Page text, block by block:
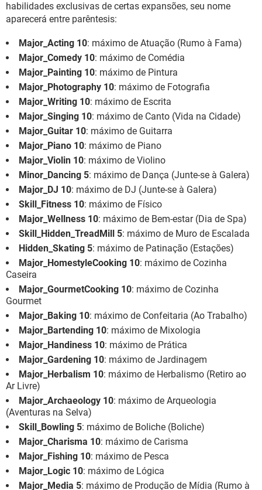
habilidades exclusivas de certas expansões, seu nome
aparecerá entre parêntesis:
Major_Acting 10: máximo de Atuação (Rumo à Fama)
Major_Comedy 10: máximo de Comédia
Major_Painting 10: máximo de Pintura
Major_Photography 10: máximo de Fotografia
Major_Writing 10: máximo de Escrita
Major_Singing 10: máximo de Canto (Vida na Cidade)
Major_Guitar 10: máximo de Guitarra
Major_Piano 10: máximo de Piano
Major_Violin 10: máximo de Violino
Minor_Dancing 5: máximo de Dança (Junte-se à Galera)
Major_DJ 10: máximo de DJ (Junte-se à Galera)
Skill_Fitness 10: máximo de Físico
Major_Wellness 10: máximo de Bem-estar (Dia de Spa)
Skill_Hidden_TreadMill 5: máximo de Muro de Escalada
Hidden_Skating 5: máximo de Patinação (Estações)
Major_HomestyleCooking 10: máximo de Cozinha
Caseira
Major_GourmetCooking 10: máximo de Cozinha
Gourmet
Major_Baking 10: máximo de Confeitaria (Ao Trabalho)
Major_Bartending 10: máximo de Mixologia
Major_Handiness 10: máximo de Prática
Major_Gardening 10: máximo de Jardinagem
Major_Herbalism 10: máximo de Herbalismo (Retiro ao
Ar Livre)
Major_Archaeology 10: máximo de Arqueologia
(Aventuras na Selva)
Skill_Bowling 5: máximo de Boliche (Boliche)
Major_Charisma 10: máximo de Carisma
Major_Fishing 10: máximo de Pesca
Major_Logic 10: máximo de Lógica
Major_Media 5: máximo de Produção de Mídia (Rumo à